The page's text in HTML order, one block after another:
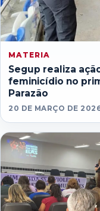
MATERIA
Segup realiza
feminicídio no
Parazão
20 DE MARÇO DE